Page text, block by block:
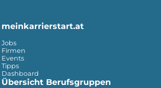
meinkarrierstart.at
Jobs
Firmen
Events
Tipps
Dashboard
Übersicht Berufsgruppen